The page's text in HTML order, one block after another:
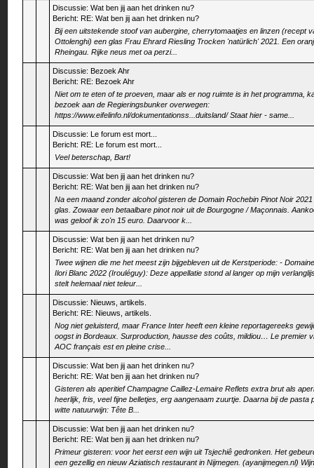
Discussie:Wat ben jij aan het drinken nu?
Bericht: RE: Wat ben jij aan het drinken nu?
Bij een uitstekende stoof van aubergine, cherrytomaatjes en linzen (recept
Ottolenghi) een glas Frau Ehrard Riesling Trocken 'natürlich' 2021. Een
Rheingau. Rijke neus met oa perzi...
Discussie: Bezoek Ahr
Bericht: RE: Bezoek Ahr
Niet om te eten of te proeven, maar als er nog ruimte is in het programma,
bezoek aan de Regieringsbunker overwegen:
https://www.eifelinfo.nl/dokumentationss...duitsland/ Staat hier - same...
Discussie: Le forum est mort...
Bericht: RE: Le forum est mort...
Veel beterschap, Bart!
Discussie:Wat ben jij aan het drinken nu?
Bericht: RE: Wat ben jij aan het drinken nu?
Na een maand zonder alcohol gisteren de Domain Rochebin Pinot Noir
glas. Zowaar een betaalbare pinot noir uit de Bourgogne / Maçonnais.
was geloof ik zo'n 15 euro. Daarvoor k...
Discussie:Wat ben jij aan het drinken nu?
Bericht: RE: Wat ben jij aan het drinken nu?
Twee wijnen die me het meest zijn bijgebleven uit de Kerstperiode: -
Ilori Blanc 2022 (Irouléguy): Deze appellatie stond al langer op mijn
stelt helemaal niet teleur...
Discussie: Nieuws, artikels.
Bericht: RE: Nieuws, artikels.
Nog niet geluisterd, maar France Inter heeft een kleine reportagereeks
oogst in Bordeaux. Surproduction, hausse des coûts, mildiou… Le premier
AOC français est en pleine crise...
Discussie:Wat ben jij aan het drinken nu?
Bericht: RE: Wat ben jij aan het drinken nu?
Gisteren als aperitief Champagne Caillez-Lemaire Reflets extra brut als
heerlijk, fris, veel fijne belletjes, erg aangenaam zuurtje. Daarna bij de pasta
witte natuurwijn: Tête B...
Discussie:Wat ben jij aan het drinken nu?
Bericht: RE: Wat ben jij aan het drinken nu?
Primeur gisteren: voor het eerst een wijn uit Tsjechiê gedronken. Het
een gezellig en nieuw Aziatisch restaurant in Nijmegen. (ayanijmegen.nl)